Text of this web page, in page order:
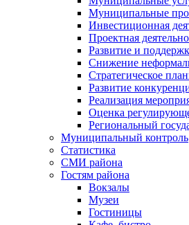
Муниципальные
Инвестиционная
Проектная
Развитие и
Снижение
Стратегическое
Развитие
Реализация
Оценка
Региональный
Муниципальный контроль
Статистика
СМИ района
Гостям района
Вокзалы
Музеи
Гостиницы